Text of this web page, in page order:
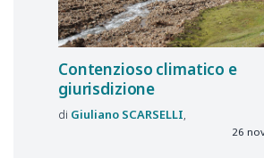
Contenzioso climatico e
giurisdizione
Giuliano SCARSELLI
26